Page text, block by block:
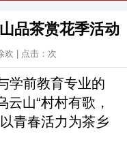
品茶赏花季活动
欢 | 点击： 次
学前教育专业的
山“村村有歌，
青春活力为茶乡